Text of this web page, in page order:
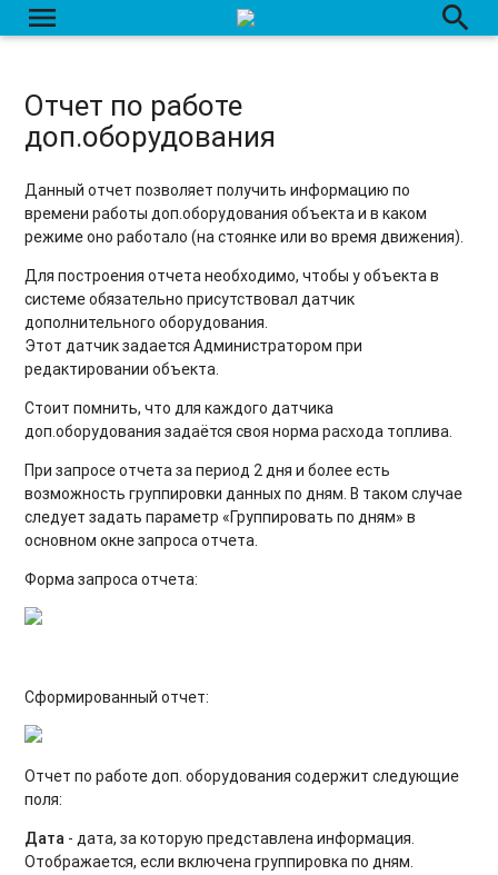
menu search
Отчет по работе
доп.оборудования
Данный отчет позволяет получить информацию по
времени работы доп.оборудования объекта и в каком
режиме оно работало (на стоянке или во время движения).
Для построения отчета необходимо, чтобы у объекта в
системе обязательно присутствовал датчик
дополнительного оборудования.
Этот датчик задается Администратором при
редактировании объекта.
Стоит помнить, что для каждого датчика
доп.оборудования задаётся своя норма расхода топлива.
При запросе отчета за период 2 дня и более есть
возможность группировки данных по дням. В таком случае
следует задать параметр «Группировать по дням» в
основном окне запроса отчета.
Форма запроса отчета:
Сформированный отчет:
Отчет по работе доп. оборудования содержит следующие
поля:
Дата - дата, за которую представлена информация.
Отображается, если включена группировка по дням.